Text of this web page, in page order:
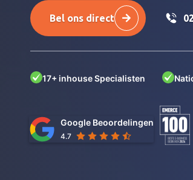
Bel ons direct
17+ inhouse Specialisten
Google Beoordelingen
4.7